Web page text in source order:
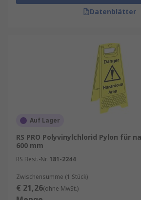
Datenblätter
Auf Lager
RS PRO Polyvinylchlorid Pylon für
600 mm
RS Best.-Nr. 181-2244
Zwischensumme (1 Stück)
€ 21,26(ohne MwSt.)